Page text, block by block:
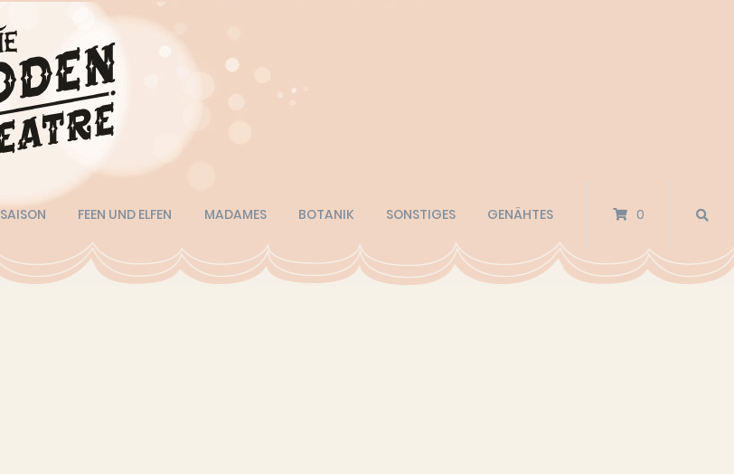
SAISON FEEN UND ELFEN MADAMES BOTANIK SONSTIGES GENÄHTES 0